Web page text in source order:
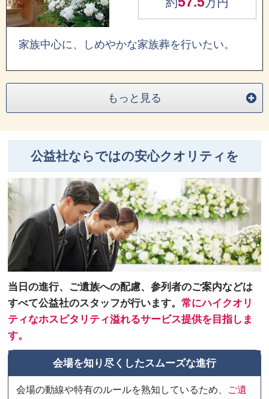
家族中心に、しめやかな家族葬を行いたい。
もっと見る
公益社ならではの安心クオリティを
当日の進行、ご遺族への配慮、参列者のご案内などは
すべて公益社のスタッフが行います。常にハイクオリ
ティなホスピタリティ溢れるサービス提供を目指しま
す。
会場を知り尽くしたスムーズな進行
会場の動線や特有のルールを熟知しているため、
ご遺